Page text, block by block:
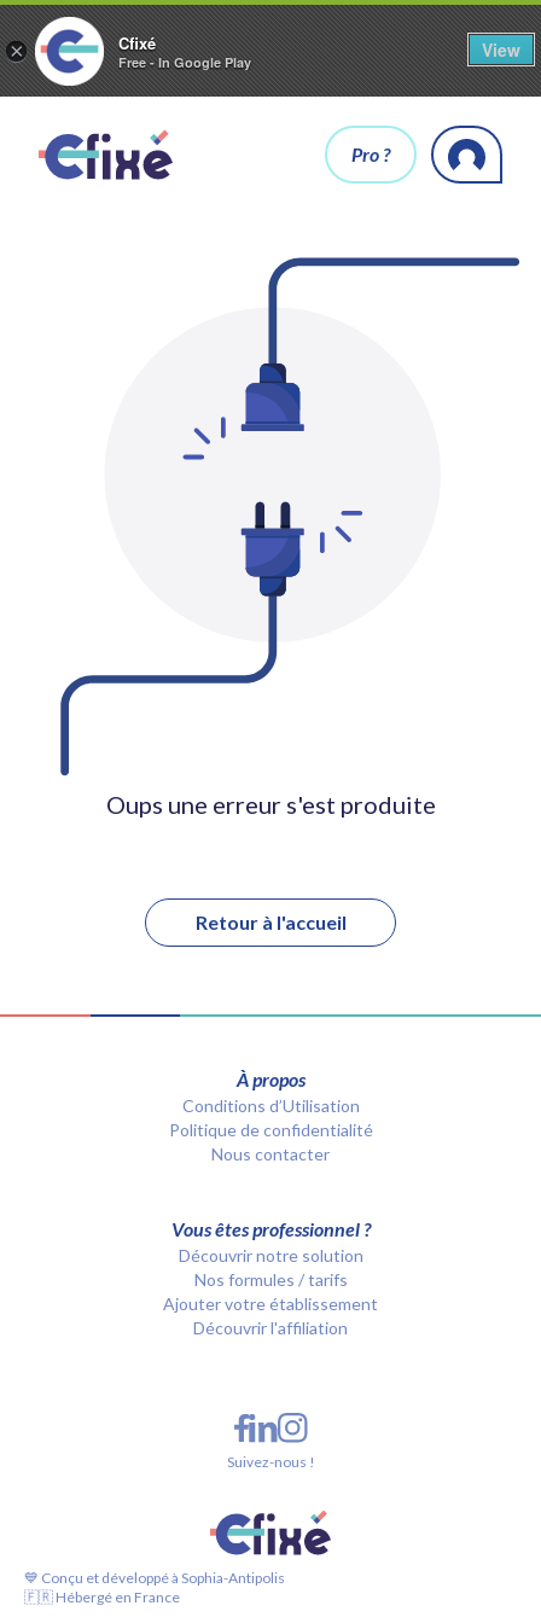
× Cfixé
Free - In Google Play
View
Pro ?
Oups une erreur s'est produite
Retour à l'accueil
À propos
Conditions d’Utilisation
Politique de confidentialité
Nous contacter
Vous êtes professionnel ?
Découvrir notre solution
Nos formules / tarifs
Ajouter votre établissement
Découvrir l'affiliation
💙 Conçu et développé à Sophia-Antipolis
🇫🇷 Hébergé en France
Suivez-nous !